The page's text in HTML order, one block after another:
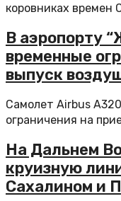
коровниках времен
В аэропорту
временные
выпуск
Самолет Airbus
ограничения на
На Дальнем
круизную
Сахалином и